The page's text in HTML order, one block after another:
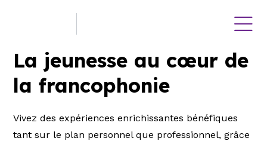
La jeunesse au cœur de
la francophonie
Vivez des expériences enrichissantes bénéfiques
tant sur le plan personnel que professionnel, grâce